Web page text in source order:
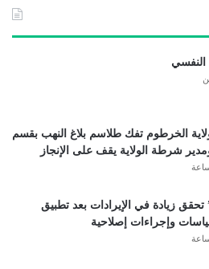
النفسي
الخرطوم تفك طلاسم بلاغ النهب بقسم
شرطة الولاية يقف على الإنجاز
تحقق زيادة في الإيرادات بعد تطبيق
وإجراءات إصلاحية